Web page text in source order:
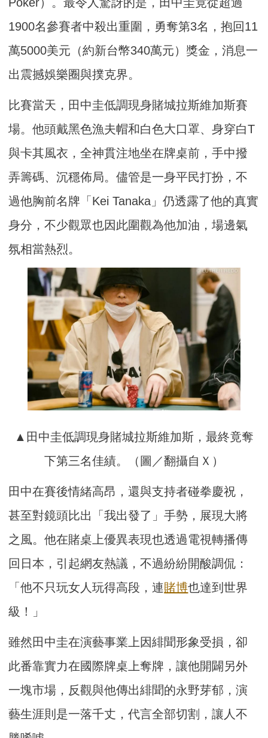
Poker）。最令人驚訝的是，田中圭竟從超過
1900名參賽者中殺出重圍，勇奪第3名，抱回11
萬5000美元（約新台幣340萬元）獎金，消息一
出震撼娛樂圈與撲克界。
比賽當天，田中圭低調現身賭城拉斯維加斯賽
場。他頭戴黑色漁夫帽和白色大口罩、身穿白T
與卡其風衣，全神貫注地坐在牌桌前，手中撥
弄籌碼、沉穩佈局。儘管是一身平民打扮，不
過他胸前名牌「Kei Tanaka」仍透露了他的真實
身分，不少觀眾也因此圍觀為他加油，場邊氣
氛相當熱烈。
▲田中圭低調現身賭城拉斯維加斯，最終竟奪
下第三名佳績。（圖／翻攝自Ｘ）
田中在賽後情緒高昂，還與支持者碰拳慶祝，
甚至對鏡頭比出「我出發了」手勢，展現大將
之風。他在賭桌上優異表現也透過電視轉播傳
回日本，引起網友熱議，不過紛紛開酸調侃：
「他不只玩女人玩得高段，連賭博也達到世界
級！」
雖然田中圭在演藝事業上因緋聞形象受損，卻
此番靠實力在國際牌桌上奪牌，讓他開闢另外
一塊市場，反觀與他傳出緋聞的永野芽郁，演
藝生涯則是一落千丈，代言全部切割，讓人不